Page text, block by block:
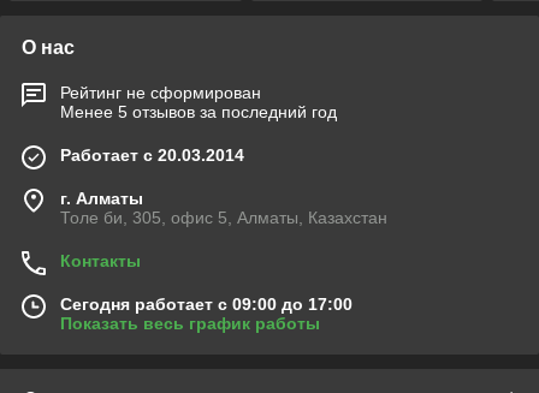
О нас
Рейтинг не сформирован
Менее 5 отзывов за последний год
Работает с 20.03.2014
г. Алматы
Толе би, 305, офис 5, Алматы, Казахстан
Контакты
Сегодня работает с 09:00 до 17:00
Показать весь график работы